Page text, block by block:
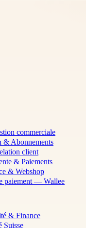
commerciale
& Abonnements
client
& Paiements
& Webshop
paiement — Wallee
& Finance
Suisse